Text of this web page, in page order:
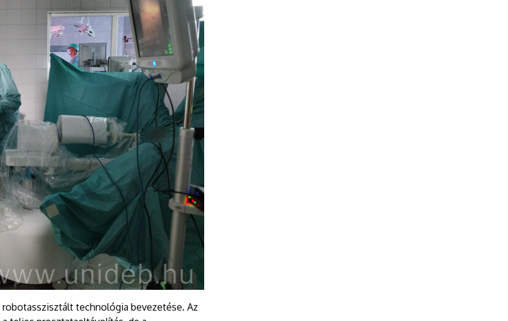
technológia bevezetése. Az